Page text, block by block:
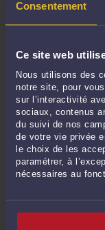
Consentement
Ce site web
Nous utilisons des
notre site, pour
sur l’interactivité
sociaux, contenus
du suivi de nos
de votre vie privée
le choix de les
paramétrer, à
nécessaires au
POSER
Derniers
Thierry MIGNOT